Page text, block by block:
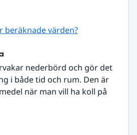
beräknade värden?
nederbörd och gör det
i både tid och rum. Den är
när man vill ha koll på